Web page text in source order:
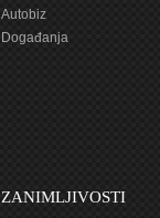
Autobiz
Događanja
ZANIMLJIVOSTI